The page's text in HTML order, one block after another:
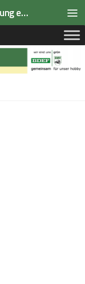
Sächsische Modellbahner-Vereinigung e.V.